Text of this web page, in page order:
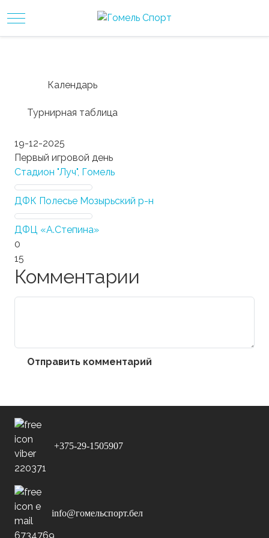
Mobile Menu Toggle
Календарь
Турнирная таблица
19-12-2025
Первый игровой день
Стадион "Луч", Гомель
ДФК Полесье Мозырьский р-н
ДФЦ «А.Степина»
0
15
Комментарии
Отправить комментарий
+375-29-1505907
info@гомельспорт.бел